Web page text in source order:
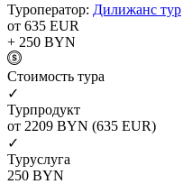
Туроператор: Дилижанс тур
от 635 EUR
+ 250 BYN
Cтоимость тура
✓
Турпродукт
от 2209 BYN (635 EUR)
✓
Туруслуга
250 BYN